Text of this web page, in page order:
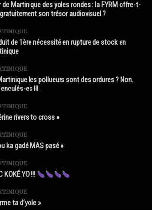
de Martinique des yoles rondes : la FYRM offre-t-
son trésor audiovisuel ?
de 1ère nécessité en rupture de stock en
les pollueurs sont des ordures ? Non.
enculés-es !!!
rivers to cross »
ka gadé MAS pasé »
KOKÉ YO !!!
ta d’yole »